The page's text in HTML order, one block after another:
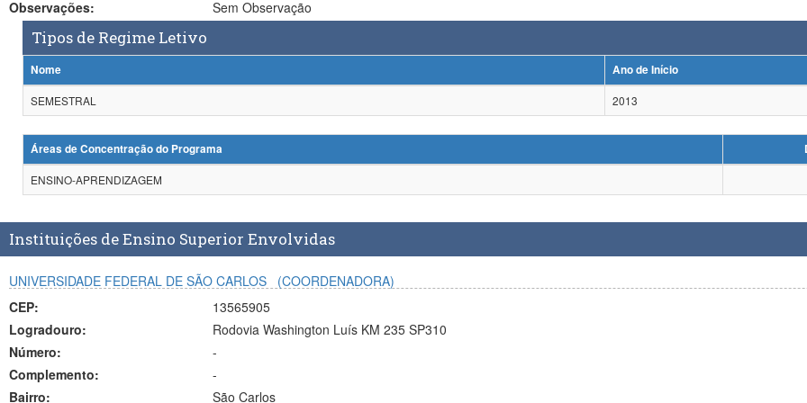
Observações:
Sem Observação
Tipos de Regime Letivo
Nome
Ano de Início
SEMESTRAL
2013
Áreas de Concentração do Programa
ENSINO-APRENDIZAGEM
Instituições de Ensino Superior Envolvidas
UNIVERSIDADE FEDERAL DE SÃO CARLOS
(COORDENADORA)
CEP:
13565905
Logradouro:
Rodovia Washington Luís KM 235 SP310
Número:
-
Complemento:
-
Bairro:
São Carlos